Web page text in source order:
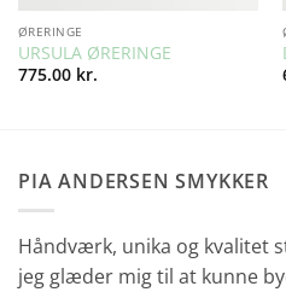
ØRERINGE
URSULA ØRERINGE
775.00 kr.
PIA ANDERSEN SMYKKER
Håndværk, unika og kvalitet
jeg glæder mig til at kunne